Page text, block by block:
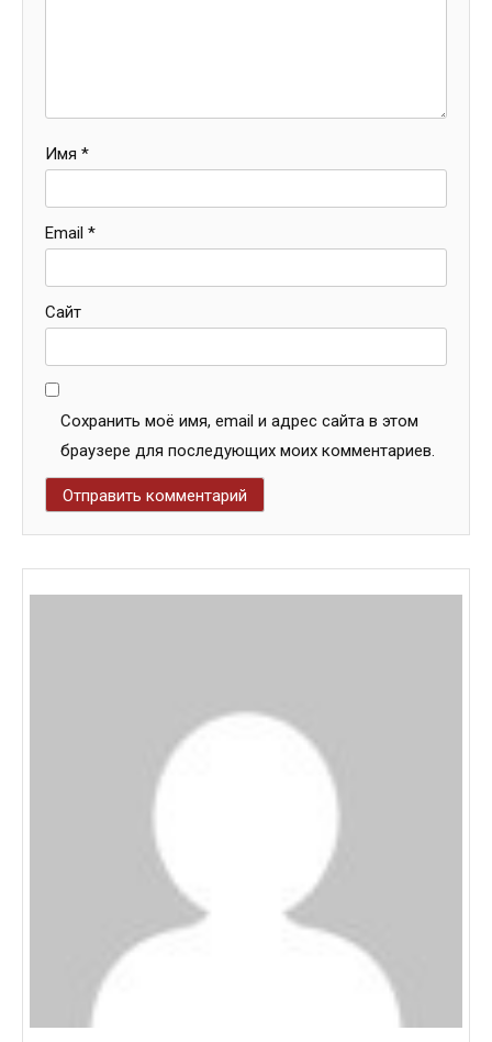
Имя *
Email *
Сайт
Сохранить моё имя, email и адрес сайта в этом
браузере для последующих моих комментариев.